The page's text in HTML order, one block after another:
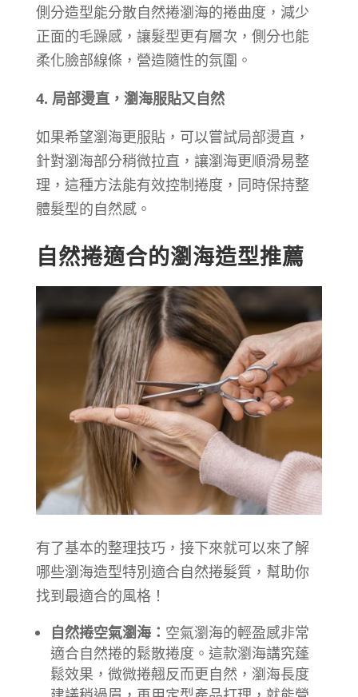
側分造型能分散自然捲瀏海的捲曲度，減少
正面的毛躁感，讓髮型更有層次，側分也能
柔化臉部線條，營造隨性的氛圍。
4. 局部燙直，瀏海服貼又自然
如果希望瀏海更服貼，可以嘗試局部燙直，
針對瀏海部分稍微拉直，讓瀏海更順滑易整
理，這種方法能有效控制捲度，同時保持整
體髮型的自然感。
自然捲適合的瀏海造型推薦
有了基本的整理技巧，接下來就可以來了解
哪些瀏海造型特別適合自然捲髮質，幫助你
找到最適合的風格！
自然捲空氣瀏海： 空氣瀏海的輕盈感非常
適合自然捲的鬆散捲度。這款瀏海講究蓬
鬆效果，微微捲翹反而更自然，瀏海長度